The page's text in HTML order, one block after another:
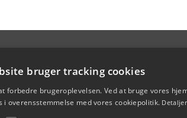
bruger tracking cookies
forbedre brugeroplevelsen. Ved at bruge vores
i overensstemmelse med vores cookiepolitik. Detaljer